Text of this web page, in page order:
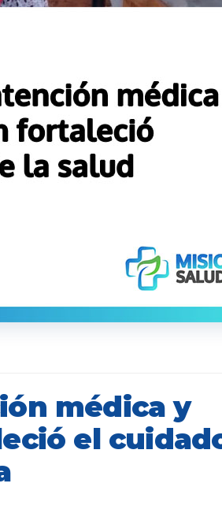
médica y
el